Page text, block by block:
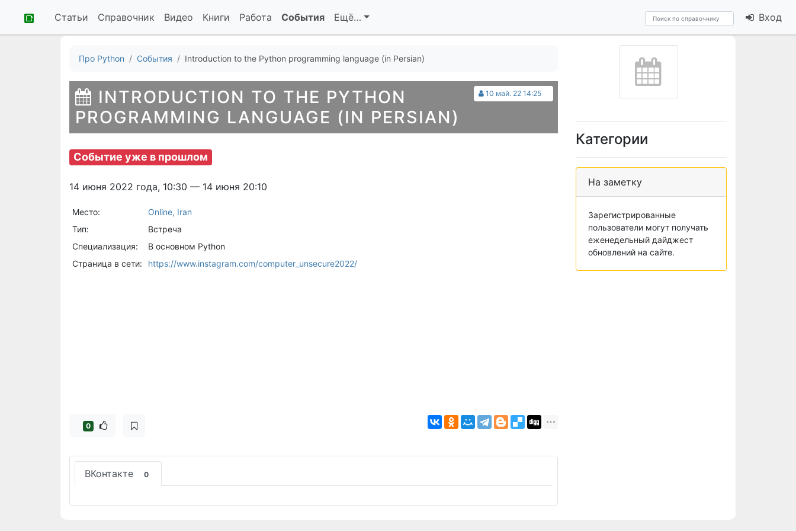
Статьи Справочник Видео Книги Работа События Ещё… Вход
Про Python События Introduction to the Python programming language (in Persian)
10 май. 22 14:25
INTRODUCTION TO THE PYTHON
PROGRAMMING LANGUAGE (IN PERSIAN)
Событие уже в прошлом
14 июня 2022 года, 10:30 — 14 июня 20:10
Место:
Online, Iran
Тип:
Встреча
Специализация:
В основном Python
Страница в сети:
https://www.instagram.com/computer_unsecure2022/
0
ВКонтакте 0
Категории
На заметку
Зарегистрированные
пользователи могут получать
еженедельный дайджест
обновлений на сайте.